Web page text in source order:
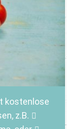
kostenlose
z.B.